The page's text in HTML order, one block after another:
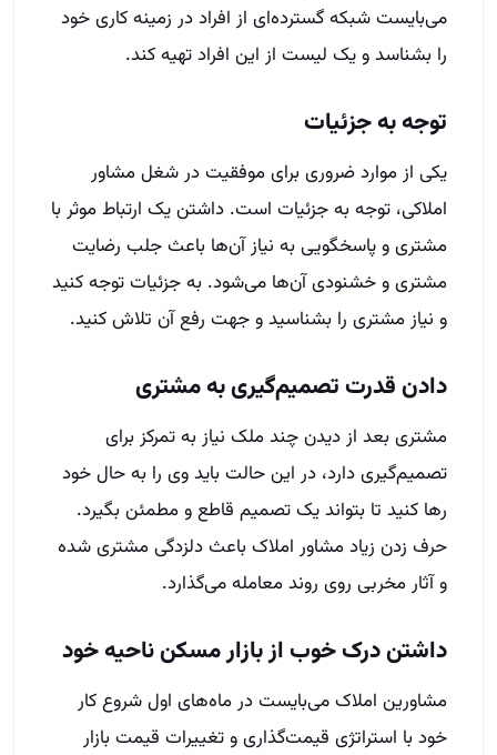
می‌بایست شبکه گسترده‌ای از افراد در زمینه کاری خود
را بشناسد و یک لیست از این افراد تهیه کند.
توجه به جزئیات
یکی از موارد ضروری برای موفقیت در شغل مشاور
املاکی، توجه به جزئیات است. داشتن یک ارتباط موثر با
مشتری و پاسخگویی به نیاز آن‌ها باعث جلب رضایت
مشتری و خشنودی آن‌ها می‌شود‌. به جزئیات توجه کنید
و نیاز مشتری را بشناسید و جهت رفع آن تلاش کنید.
دادن قدرت تصمیم‌گیری به مشتری
مشتری بعد از دیدن چند ملک نیاز به تمرکز برای
تصمیم‌گیری دارد، در این حالت باید وی را به حال خود
رها کنید تا بتواند یک تصمیم قاطع و مطمئن بگیرد.
حرف زدن زیاد مشاور املاک باعث دلزدگی مشتری شده
و آثار مخربی روی روند معامله می‌گذارد.
داشتن درک خوب از بازار مسکن ناحیه خود
مشاورین املاک می‌بایست در ماه‌های اول شروع کار
خود با استراتژی قیمت‌گذاری و تغییرات قیمت بازار